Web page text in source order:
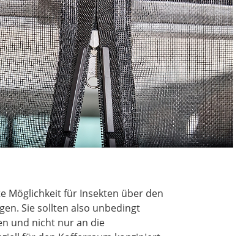
Möglichkeit für Insekten über den
Sie sollten also unbedingt
und nicht nur an die